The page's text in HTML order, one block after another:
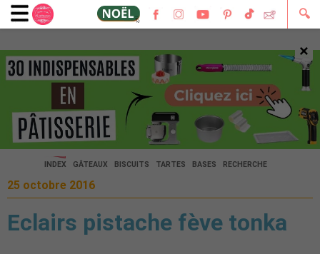
🔍
×
🔍
INDEX GÂTEAUX BISCUITS TARTES BASES RECHERCHE
25 octobre 2016
Eclairs pistache fève tonka